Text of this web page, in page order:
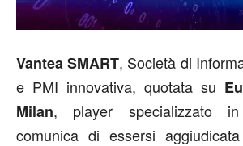
Vantea SMART, Società di
e PMI innovativa, quotata su
Milan, player specializzato in
comunica di essersi